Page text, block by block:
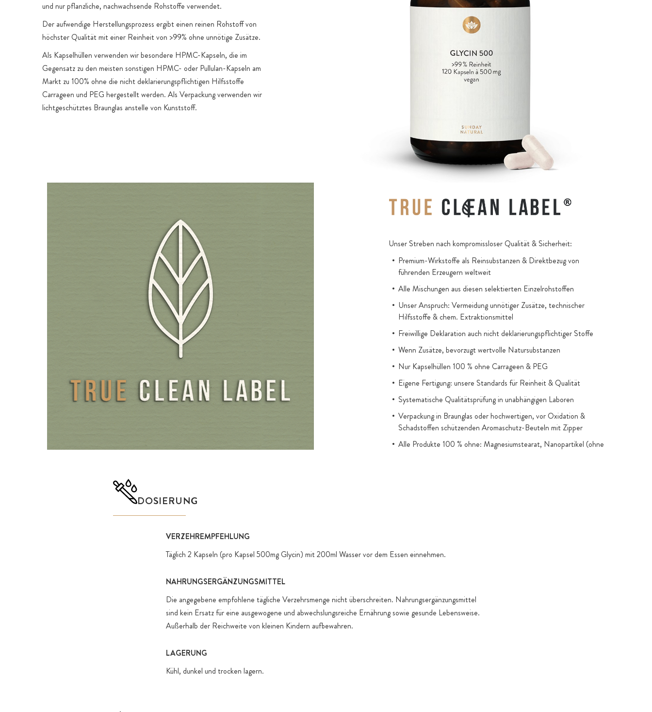
und nur pflanzliche, nachwachsende Rohstoffe verwendet.
Der aufwendige Herstellungsprozess ergibt einen reinen Rohstoff von
höchster Qualität mit einer Reinheit von >99% ohne unnötige Zusätze.
Als Kapselhüllen verwenden wir besondere HPMC-Kapseln, die im
Gegensatz zu den meisten sonstigen HPMC- oder Pullulan-Kapseln am
Markt zu 100% ohne die nicht deklarierungspflichtigen Hilfsstoffe
Carrageen und PEG hergestellt werden. Als Verpackung verwenden wir
lichtgeschütztes Braunglas anstelle von Kunststoff.
Unser Streben nach kompromissloser Qualität & Sicherheit:
Premium-Wirkstoffe als Reinsubstanzen & Direktbezug von
führenden Erzeugern weltweit
Alle Mischungen aus diesen selektierten Einzelrohstoffen
Unser Anspruch: Vermeidung unnötiger Zusätze, technischer
Hilfsstoffe & chem. Extraktionsmittel
Freiwillige Deklaration auch nicht deklarierungspflichtiger Stoffe
Wenn Zusätze, bevorzugt wertvolle Natursubstanzen
Nur Kapselhüllen 100 % ohne Carrageen & PEG
Eigene Fertigung: unsere Standards für Reinheit & Qualität
Systematische Qualitätsprüfung in unabhängigen Laboren
Verpackung in Braunglas oder hochwertigen, vor Oxidation &
Schadstoffen schützenden Aromaschutz-Beuteln mit Zipper
Alle Produkte 100 % ohne: Magnesiumstearat, Nanopartikel (ohne
DOSIERUNG
VERZEHREMPFEHLUNG
Täglich 2 Kapseln (pro Kapsel 500mg Glycin) mit 200ml Wasser vor dem Essen einnehmen.
NAHRUNGSERGÄNZUNGSMITTEL
Die angegebene empfohlene tägliche Verzehrsmenge nicht überschreiten. Nahrungsergänzungsmittel
sind kein Ersatz für eine ausgewogene und abwechslungsreiche Ernährung sowie gesunde Lebensweise.
Außerhalb der Reichweite von kleinen Kindern aufbewahren.
LAGERUNG
Kühl, dunkel und trocken lagern.